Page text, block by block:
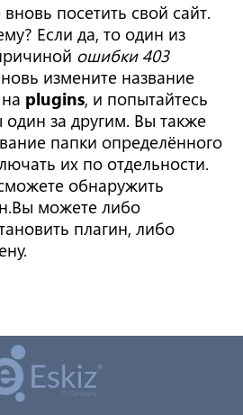
посетить свой сайт.
Если да, то один из
ошибки 403
измените название
plugins, и попытайтесь
за другим. Вы также
папки определённого
их по отдельности.
обнаружить
Вы можете либо
плагин, либо